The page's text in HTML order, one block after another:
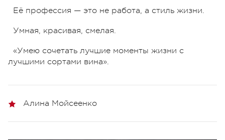
Её профессия — это не работа, а стиль жизни.
Умная, красивая, смелая.
«Умею сочетать лучшие моменты жизни с
лучшими сортами вина».
Алина Мойсеенко